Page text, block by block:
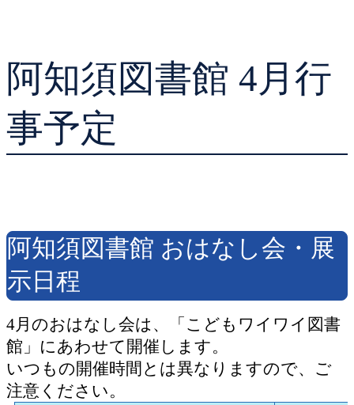
貸出ランキング
予約ランキング
学校図書館支援サー
阿知須図書館 4月行
事予定
阿知須図書館 おはなし会・展
示日程
4月のおはなし会は、「こどもワイワイ図書
館」にあわせて開催します。
いつもの開催時間とは異なりますので、ご
注意ください。